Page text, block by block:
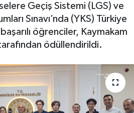
Geçiş Sistemi (LGS) ve
Sınavı’nda (YKS) Türkiye
öğrenciler, Kaymakam
ödüllendirildi.